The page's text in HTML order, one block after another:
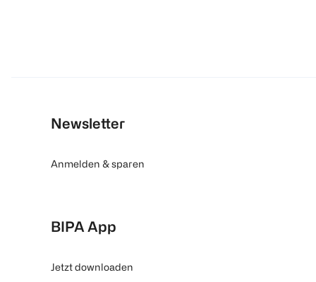
Newsletter
Anmelden & sparen
BIPA App
Jetzt downloaden